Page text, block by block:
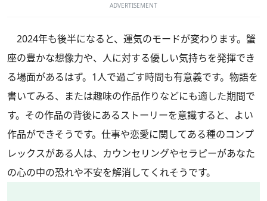
ADVERTISEMENT
2024年も後半になると、運気のモードが変わります。蟹
座の豊かな想像力や、人に対する優しい気持ちを発揮でき
る場面があるはず。1人で過ごす時間も有意義です。物語を
書いてみる、または趣味の作品作りなどにも適した期間で
す。その作品の背後にあるストーリーを意識すると、よい
作品ができそうです。仕事や恋愛に関してある種のコンプ
レックスがある人は、カウンセリングやセラピーがあなた
の心の中の恐れや不安を解消してくれそうです。